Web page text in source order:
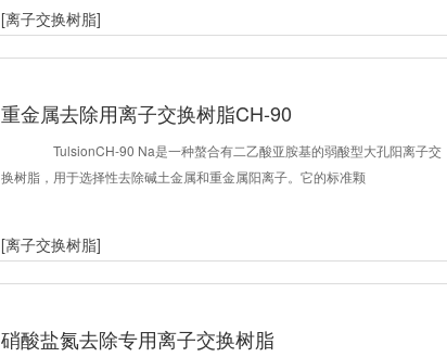
[离子交换树脂]
重金属去除用离子交换树脂CH-90
TulsionCH-90 Na是一种螯合有二乙酸亚胺基的弱酸型大孔阳离子交
换树脂，用于选择性去除碱土金属和重金属阳离子。它的标准颗
[离子交换树脂]
硝酸盐氮去除专用离子交换树脂